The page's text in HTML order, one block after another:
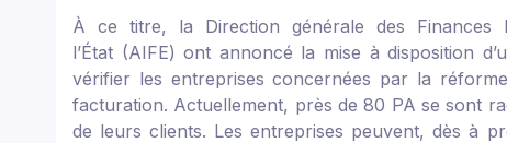
À ce titre, la Direction générale des Finances
l’État (AIFE) ont annoncé la mise à disposition
vérifier les entreprises concernées par la
facturation. Actuellement, près de 80 PA se sont
de leurs clients. Les entreprises peuvent, dès à